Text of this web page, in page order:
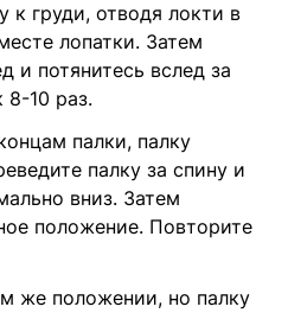
к груди, отводя локти в
лопатки. Затем
и потянитесь вслед за
8-10 раз.
палки, палку
палку за спину и
вниз. Затем
положение. Повторите
же положении, но палку